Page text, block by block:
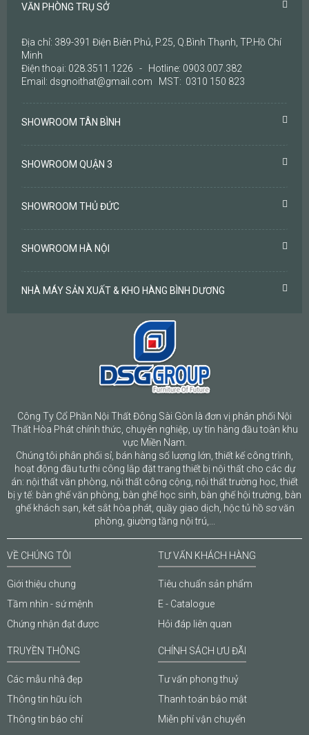
VĂN PHÒNG TRỤ SỞ
Địa chỉ: 389-391 Điện Biên Phủ, P.25, Q.Bình Thạnh, TP.Hồ Chí
Minh
Điện thoại: 028.3511.1226 - Hotline: 0903.007.382
Email: dsgnoithat@gmail.com MST: 0310 150 823
SHOWROOM TÂN BÌNH
SHOWROOM QUẬN 3
SHOWROOM THỦ ĐỨC
SHOWROOM HÀ NỘI
NHÀ MÁY SẢN XUẤT & KHO HÀNG BÌNH DƯƠNG
Công Ty Cổ Phần Nội Thất Đông Sài Gòn là đơn vị phân phối Nội
Thất Hòa Phát chính thức, chuyên nghiệp, uy tín hàng đầu toàn khu
vực Miền Nam.
Chúng tôi phân phối sỉ, bán hàng số lượng lớn, thiết kế công trình,
hoạt động đầu tư thi công lắp đặt trang thiết bị nội thất cho các dự
án: nội thất văn phòng, nội thất công cộng, nội thất trường học, thiết
bị y tế: bàn ghế văn phòng, bàn ghế học sinh, bàn ghế hội trường, bàn
ghế khách sạn, két sắt hòa phát, quầy giao dịch, hộc tủ hồ sơ văn
phòng, giường tầng nội trú,...
VỀ CHÚNG TÔI
Giới thiệu chung
Tầm nhìn - sứ mệnh
Chứng nhận đạt được
TƯ VẤN KHÁCH HÀNG
Tiêu chuẩn sản phẩm
E - Catalogue
Hỏi đáp liên quan
TRUYỀN THÔNG
Các mẫu nhà đẹp
Thông tin hữu ích
Thông tin báo chí
CHÍNH SÁCH ƯU ĐÃI
Tư vấn phong thuỷ
Thanh toán bảo mật
Miễn phí vận chuyển